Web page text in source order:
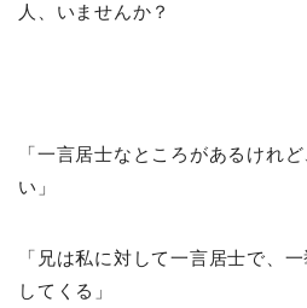
人、いませんか？
「一言居士なところがあるけれ
い」
「兄は私に対して一言居士で、
してくる」